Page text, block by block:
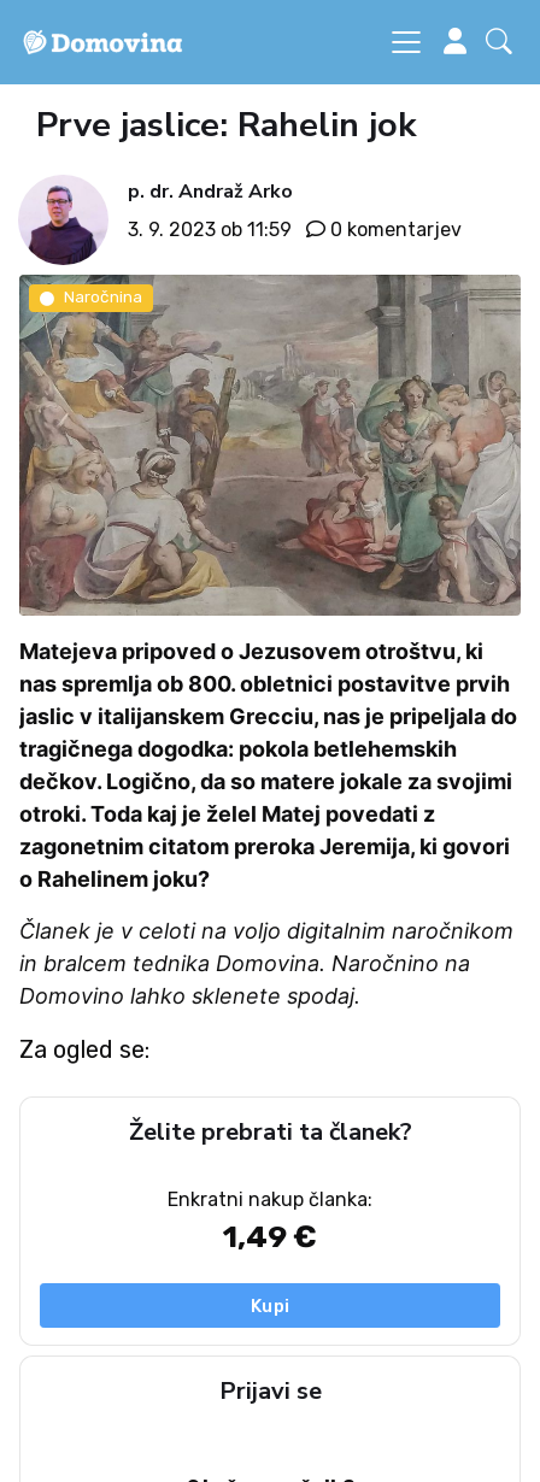
Prve jaslice: Rahelin jok
p. dr. Andraž Arko
3. 9. 2023 ob 11:59 0 komentarjev
Naročnina
Matejeva pripoved o Jezusovem otroštvu, ki
nas spremlja ob 800. obletnici postavitve prvih
jaslic v italijanskem Grecciu, nas je pripeljala do
tragičnega dogodka: pokola betlehemskih
dečkov. Logično, da so matere jokale za svojimi
otroki. Toda kaj je želel Matej povedati z
zagonetnim citatom preroka Jeremija, ki govori
o Rahelinem joku?
Članek je v celoti na voljo digitalnim naročnikom
in bralcem tednika Domovina. Naročnino na
Domovino lahko sklenete spodaj.
Za ogled se:
Želite prebrati ta članek?
Enkratni nakup članka:
1,49 €
Kupi
Prijavi se